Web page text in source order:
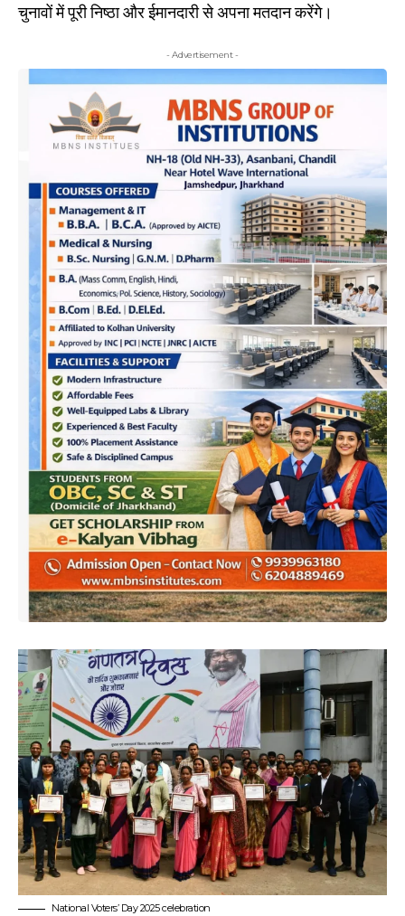
चुनावों में पूरी निष्ठा और ईमानदारी से अपना मतदान करेंगे।
- Advertisement -
National Voters’ Day 2025 celebration